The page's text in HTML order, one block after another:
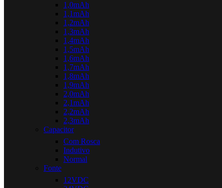
1,0mAh
1,1mAh
1,2mAh
1,3mAh
1,4mAh
1,5mAh
1,6mAh
1,7mAh
1,8mAh
1,9mAh
2,0mAh
2,1mAh
2,2mAh
2,3mAh
Capacitor
Com Rosca
Indutivo
Normal
Fonte
12VDC